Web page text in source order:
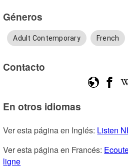
Géneros
Adult Contemporary French
Contacto
En otros idiomas
Ver esta página en Inglés: Listen
Ver esta página en Francés:
ligne